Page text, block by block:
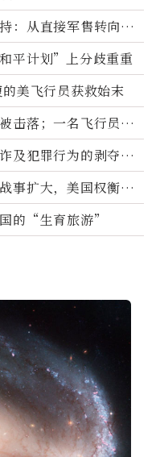
：从直接军售转向间
平计划”上分歧重重
美飞行员获救始末
击落；一名飞行员失
及犯罪行为的剥夺公
事扩大，美国权衡地
的“生育旅游”